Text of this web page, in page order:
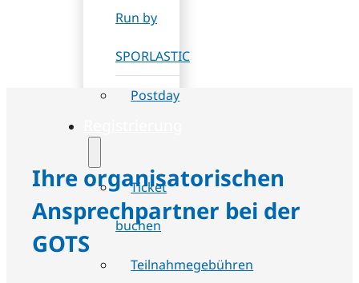
Run by
SPORLASTIC
Postday
Ticket
buchen
Teilnahmegebühren
Ihre organisatorischen
Ansprechpartner bei der
GOTS